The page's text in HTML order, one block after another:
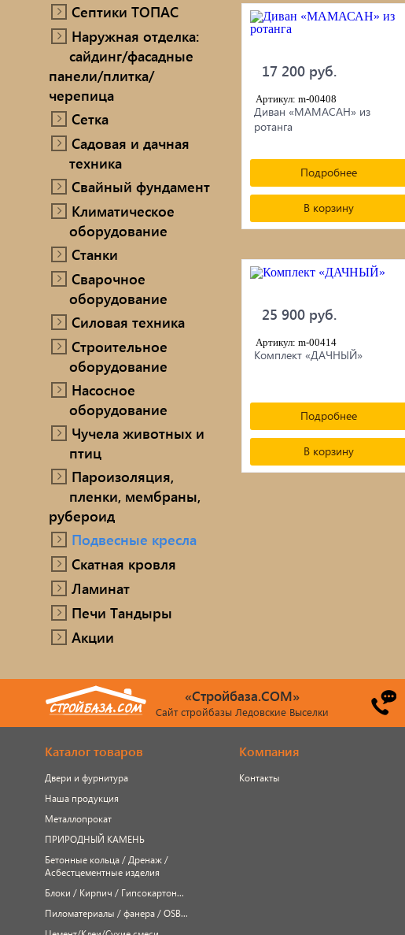
Септики ТОПАС
Наружная отделка:
сайдинг/фасадные
панели/плитка/
черепица
Сетка
Садовая и дачная
техника
Свайный фундамент
Климатическое
оборудование
Станки
Сварочное
оборудование
Силовая техника
Строительное
оборудование
Насосное
оборудование
Чучела животных и
птиц
Пароизоляция,
пленки, мембраны,
рубероид
Подвесные кресла
Скатная кровля
Ламинат
Печи Тандыры
Акции
17 200 руб.
Артикул: m-00408
Диван «МАМАСАН» из
ротанга
Подробнее
В корзину
25 900 руб.
Артикул: m-00414
Комплект «ДАЧНЫЙ»
Подробнее
В корзину
«Стройбаза.COM»
Сайт стройбазы Ледовские Выселки
Каталог товаров
Двери и фурнитура
Наша продукция
Металлопрокат
ПРИРОДНЫЙ КАМЕНЬ
Бетонные кольца / Дренаж /
Асбестцементные изделия
Блоки / Кирпич / Гипсокартон...
Пиломатериалы / фанера / OSB...
Компания
Контакты